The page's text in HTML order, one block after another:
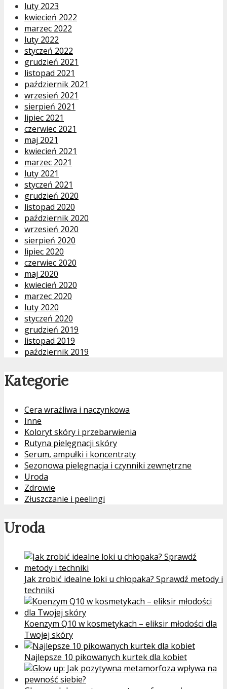
luty 2023
kwiecień 2022
marzec 2022
luty 2022
styczeń 2022
grudzień 2021
listopad 2021
październik 2021
wrzesień 2021
sierpień 2021
lipiec 2021
czerwiec 2021
maj 2021
kwiecień 2021
marzec 2021
luty 2021
styczeń 2021
grudzień 2020
listopad 2020
październik 2020
wrzesień 2020
sierpień 2020
lipiec 2020
czerwiec 2020
maj 2020
kwiecień 2020
marzec 2020
luty 2020
styczeń 2020
grudzień 2019
listopad 2019
październik 2019
Kategorie
Cera wrażliwa i naczynkowa
Inne
Koloryt skóry i przebarwienia
Rutyna pielęgnacji skóry
Serum, ampułki i koncentraty
Sezonowa pielęgnacja i czynniki zewnętrzne
Uroda
Zdrowie
Złuszczanie i peelingi
Uroda
Jak zrobić idealne loki u chłopaka? Sprawdź metody i
techniki
Koenzym Q10 w kosmetykach – eliksir młodości dla
Twojej skóry
Najlepsze 10 pikowanych kurtek dla kobiet